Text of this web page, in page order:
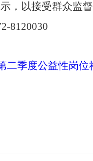
，以接受群众监督
8120030
二季度公益性岗